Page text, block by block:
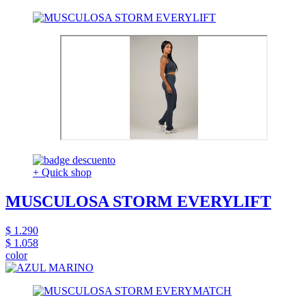
+ Quick shop
MUSCULOSA STORM EVERYLIFT
$ 1.290
$ 1.058
color